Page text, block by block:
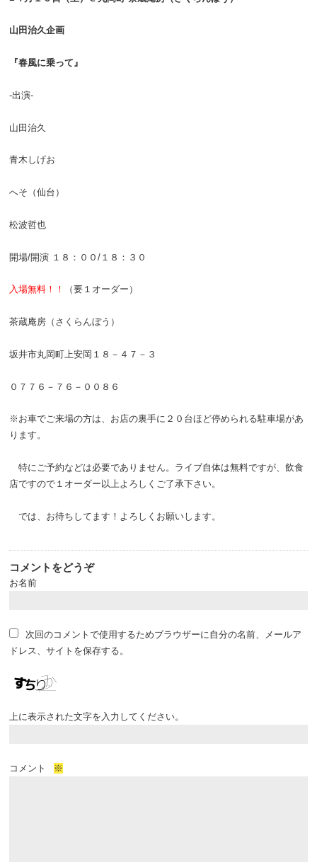
山田治久企画
『春風に乗って』
-出演-
山田治久
青木しげお
へそ（仙台）
松波哲也
開場/開演 １８：００/１８：３０
入場無料！！ （要１オーダー）
茶蔵庵房（さくらんぼう）
坂井市丸岡町上安岡１８－４７－３
０７７６－７６－００８６
※お車でご来場の方は、お店の裏手に２０台ほど停められる駐車場があ
ります。
特にご予約などは必要でありません。ライブ自体は無料ですが、飲食
店ですので１オーダー以上よろしくご了承下さい。
では、お待ちしてます！よろしくお願いします。
コメントをどうぞ
お名前
次回のコメントで使用するためブラウザーに自分の名前、メールア
ドレス、サイトを保存する。
上に表示された文字を入力してください。
コメント ※